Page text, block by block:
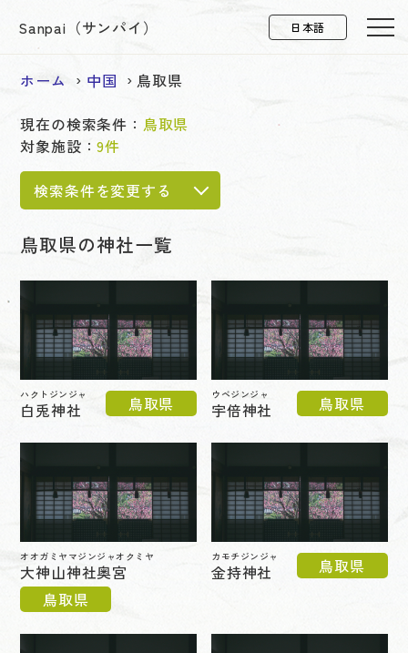
Sanpai（サンパイ）
ホーム 中国
鳥取県
現在の検索条件： 鳥取県
対象施設：9件
検索条件を変更する
鳥取県の神社一覧
ハクトジンジャ
白兎神社 鳥取県 ウベジンジャ
宇倍神社 鳥取県
オオガミヤマジンジャオクミヤ
大神山神社奥宮
鳥取県
カモチジンジャ
金持神社 鳥取県